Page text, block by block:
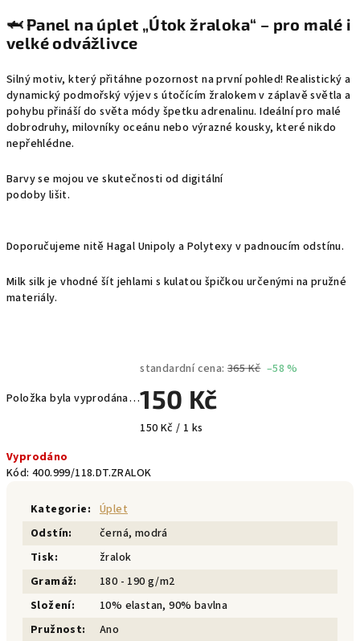
🦈 Panel na úplet „Útok žraloka“ – pro malé i
velké odvážlivce
Silný motiv, který přitáhne pozornost na první pohled! Realistický a
dynamický podmořský výjev s útočícím žralokem v záplavě světla a
pohybu přináší do světa módy špetku adrenalinu. Ideální pro malé
dobrodruhy, milovníky oceánu nebo výrazné kousky, které nikdo
nepřehlédne.
Barvy se mojou ve skutečnosti od digitální
podoby lišit.
Doporučujeme nitě Hagal Unipoly a Polytexy v padnoucím odstínu.
Milk silk je vhodné šít jehlami s kulatou špičkou určenými na pružné
materiály.
Položka byla vyprodána…
standardní cena: 365 Kč –58 %
150 Kč
Měrná
150 Kč / 1 ks
Vyprodáno
Kód: 400.999/118.DT.ZRALOK
Kategorie: Úplet
Odstín:
černá, modrá
Tisk:
žralok
Gramáž:
180 - 190 g/m2
Složení:
10% elastan, 90% bavlna
Pružnost: Ano